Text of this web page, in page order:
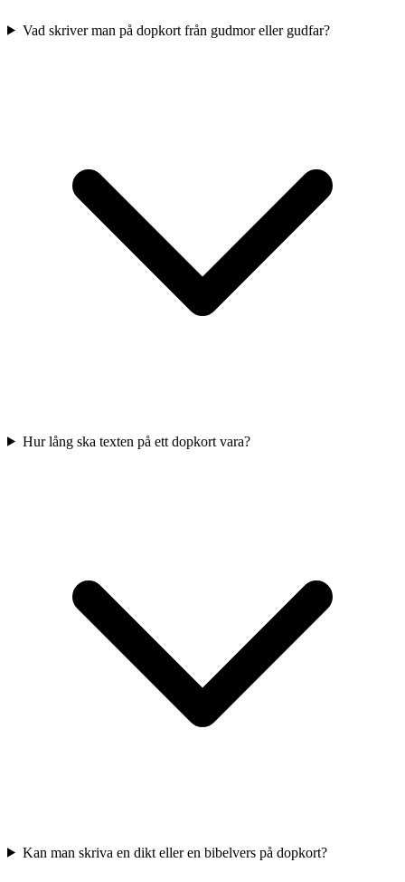
Vad skriver man på dopkort från gudmor eller gudfar?
Hur lång ska texten på ett dopkort vara?
Kan man skriva en dikt eller en bibelvers på dopkort?